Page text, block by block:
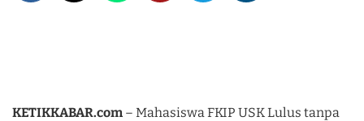
KETIKKABAR.com – Mahasiswa FKIP USK Lulus tanpa